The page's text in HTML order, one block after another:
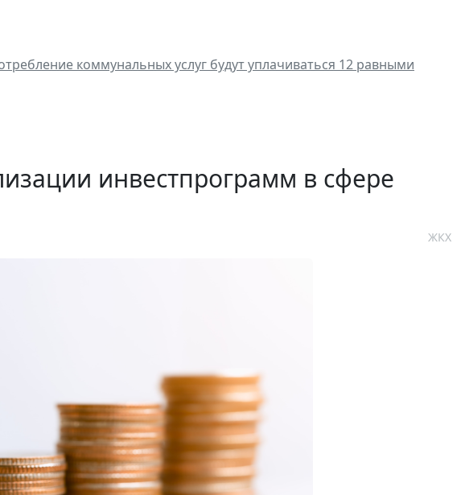
коммунальных услуг будут уплачиваться 12 равными
инвестпрограмм в сфере
ЖКХ